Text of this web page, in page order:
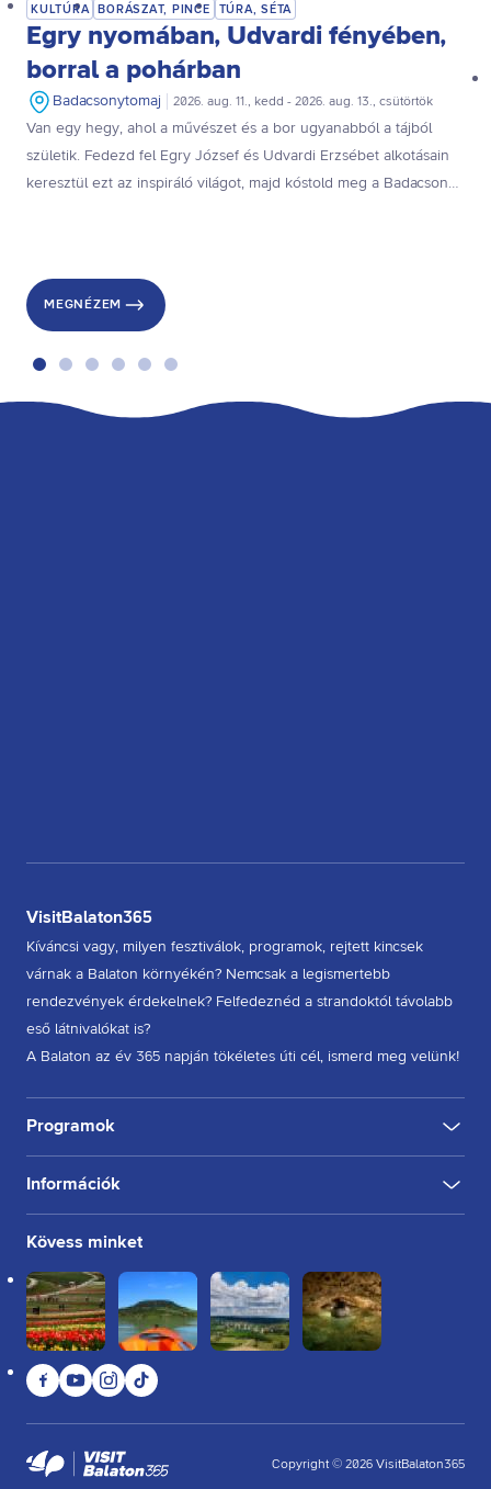
KULTÚRA BORÁSZAT, PINCE TÚRA, SÉTA
Egry nyomában, Udvardi fényében,
borral a pohárban
Badacsonytomaj 2026. aug. 11., kedd - 2026. aug. 13., csütörtök
Van egy hegy, ahol a művészet és a bor ugyanabból a tájból
születik. Fedezd fel Egry József és Udvardi Erzsébet alkotásain
keresztül ezt az inspiráló világot, majd kóstold meg a Badacsony
MEGNÉZEM
VisitBalaton365
Kíváncsi vagy, milyen fesztiválok, programok, rejtett kincsek
várnak a Balaton környékén? Nemcsak a legismertebb
rendezvények érdekelnek? Felfedeznéd a strandoktól távolabb
eső látnivalókat is?
A Balaton az év 365 napján tökéletes úti cél, ismerd meg velünk!
Programok
KULTÚRA FESZTIVÁL
TÚRA, SÉTA
KERÉKPÁROZÁS
Információk
Rólunk
Kapcsolat
Partnereink
Felhasználási feltételek
Adatkezelési tájékoztató
Sütikezelési tájékoztató
Kövess minket
Facebook
YouTubeInstagram
TikTok
Copyright © 2026 VisitBalaton365